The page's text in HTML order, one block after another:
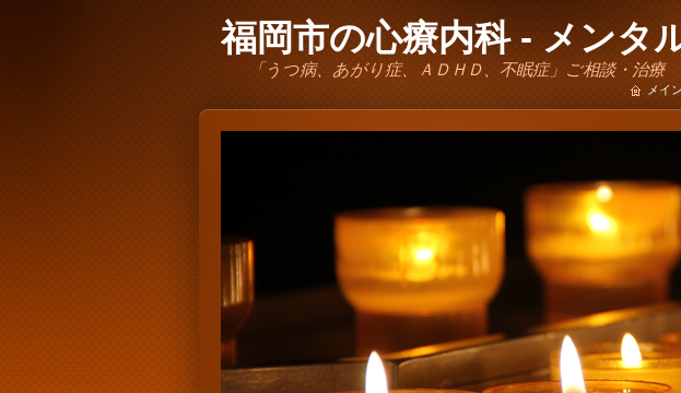
福岡市の心療内科 - メンタ
「うつ病、あがり症、ＡＤＨＤ、不眠症」ご相談・治療
メイ